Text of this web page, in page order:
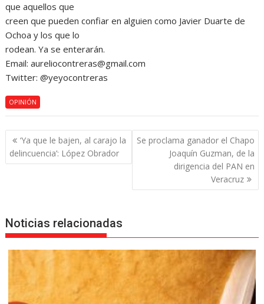
que aquellos que
creen que pueden confiar en alguien como Javier Duarte de
Ochoa y los que lo
rodean. Ya se enterarán.
Email: aureliocontreras@gmail.com
Twitter: @yeyocontreras
OPINIÓN
Navegación
de
entradas
‘Ya que le bajen, al carajo la
delincuencia’: López Obrador
Se proclama ganador el Chapo
Joaquín Guzman, de la
dirigencia del PAN en
Veracruz
Noticias relacionadas